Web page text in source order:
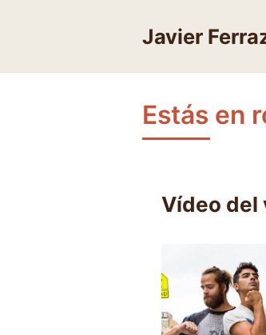
Javier
Estás en
Vídeo del